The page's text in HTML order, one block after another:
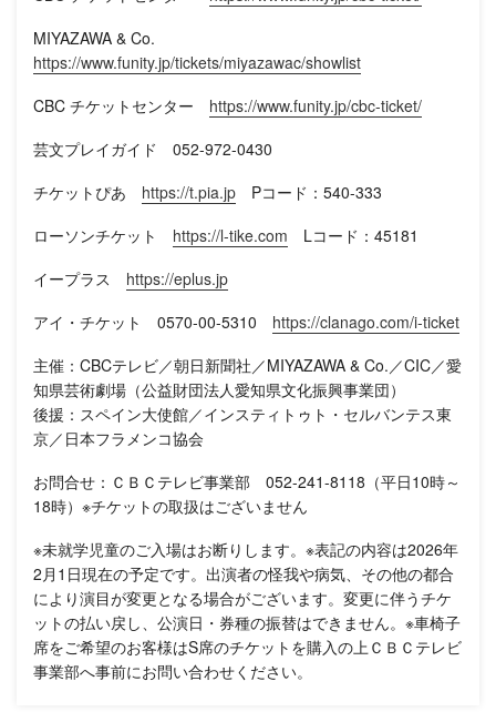
MIYAZAWA & Co.
https://www.funity.jp/tickets/miyazawac/showlist
CBC チケットセンター https://www.funity.jp/cbc-ticket/
芸文プレイガイド 052-972-0430
チケットぴあ https://t.pia.jp Pコード：540-333
ローソンチケット https://l-tike.com Lコード：45181
イープラス https://eplus.jp
アイ・チケット 0570-00-5310 https://clanago.com/i-ticket
主催：CBCテレビ／朝日新聞社／MIYAZAWA & Co.／CIC／愛
知県芸術劇場（公益財団法人愛知県文化振興事業団）
後援：スペイン大使館／インスティトゥト・セルバンテス東
京／日本フラメンコ協会
お問合せ：ＣＢＣテレビ事業部 052-241-8118（平日10時～
18時）※チケットの取扱はございません
※未就学児童のご入場はお断りします。※表記の内容は2026年
2月1日現在の予定です。出演者の怪我や病気、その他の都合
により演目が変更となる場合がございます。変更に伴うチケ
ットの払い戻し、公演日・券種の振替はできません。※車椅子
席をご希望のお客様はS席のチケットを購入の上ＣＢＣテレビ
事業部へ事前にお問い合わせください。